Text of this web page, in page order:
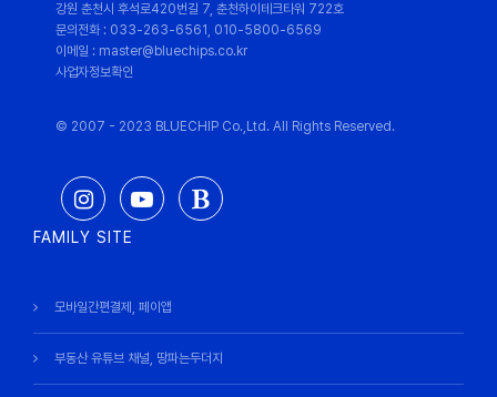
강원 춘천시 후석로420번길 7, 춘천하이테크타워 722호
문의전화 : 033-263-6561, 010-5800-6569
이메일 : master@bluechips.co.kr
사업자정보확인
© 2007 - 2023 BLUECHIP Co.,Ltd. All Rights Reserved.
FAMILY SITE
모바일간편결제, 페이앱
부동산 유튜브 채널, 땅파는두더지